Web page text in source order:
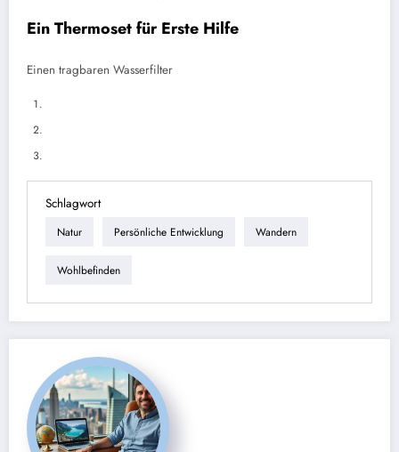
Ein Thermoset für Erste Hilfe
Einen tragbaren Wasserfilter
Schlagwort
Natur Persönliche Entwicklung Wandern
Wohlbefinden